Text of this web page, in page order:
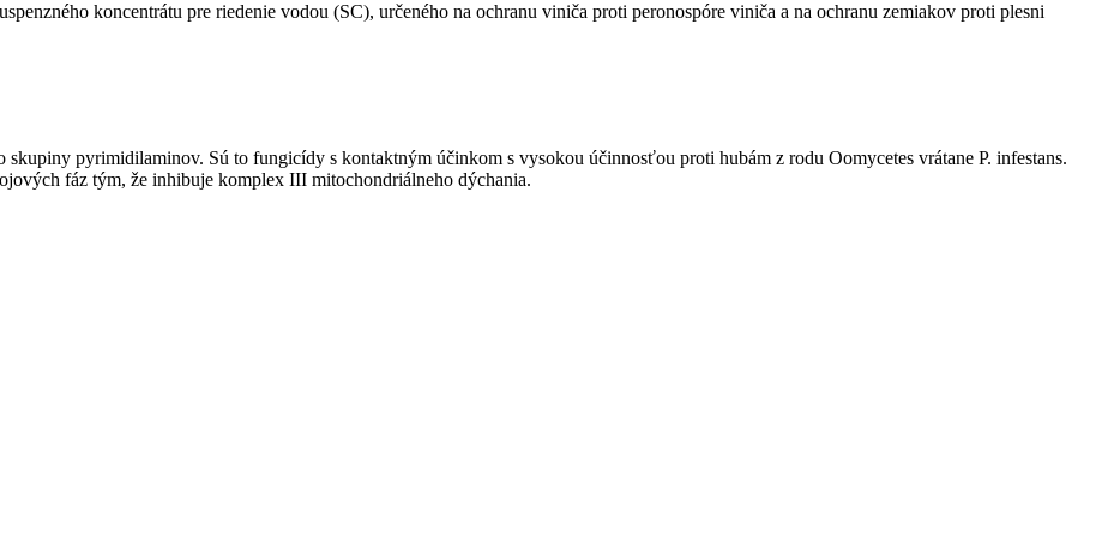
koncentrátu pre riedenie vodou (SC), určeného na ochranu viniča proti peronospóre viniča a na ochranu zemiakov proti plesni
pyrimidilaminov. Sú to fungicídy s kontaktným účinkom s vysokou účinnosťou proti hubám z rodu Oomycetes vrátane P. infestans.
fáz tým, že inhibuje komplex III mitochondriálneho dýchania.